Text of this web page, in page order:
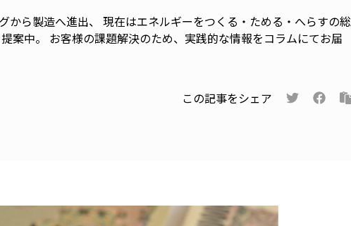
から製造へ進出、 現在はエネルギーをつくる・ためる・へらすの総
案中。 お客様の課題解決のため、実践的な情報をコラムにてお届
この記事をシェア